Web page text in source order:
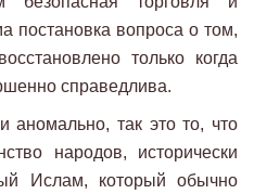
постановка вопроса о том,
только когда
справедлива.
аномально, так это то, что
народов, исторически
Ислам, который обычно